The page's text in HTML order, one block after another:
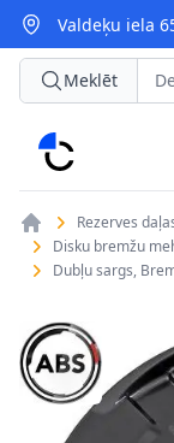
Valdeķu iela
CarParts
Meklēt
Rezerves
Disku bremžu
Dubļu sargs,